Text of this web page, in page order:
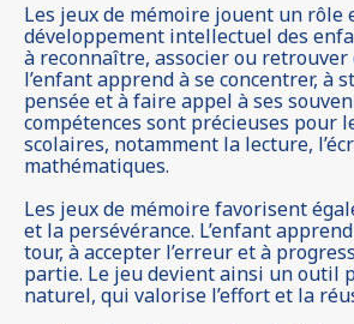
Les jeux de mémoire jouent un rôle
développement intellectuel des
à reconnaître, associer ou retrouver
l’enfant apprend à se concentrer, à
pensée et à faire appel à ses
compétences sont précieuses pour
scolaires, notamment la lecture,
mathématiques.
Les jeux de mémoire favorisent
et la persévérance. L’enfant
tour, à accepter l’erreur et à
partie. Le jeu devient ainsi un outil
naturel, qui valorise l’effort et la